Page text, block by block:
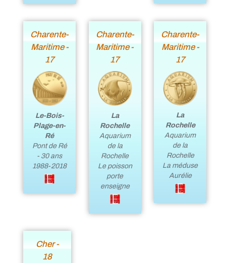
Charente-
Maritime -
17
Le-Bois-
Plage-en-
Ré
Pont de Ré
- 30 ans
1988-2018
Charente-
Maritime -
17
La
Rochelle
Aquarium
de la
Rochelle
Le poisson
porte
enseigne
Charente-
Maritime -
17
La
Rochelle
Aquarium
de la
Rochelle
La méduse
Aurélie
Cher -
18